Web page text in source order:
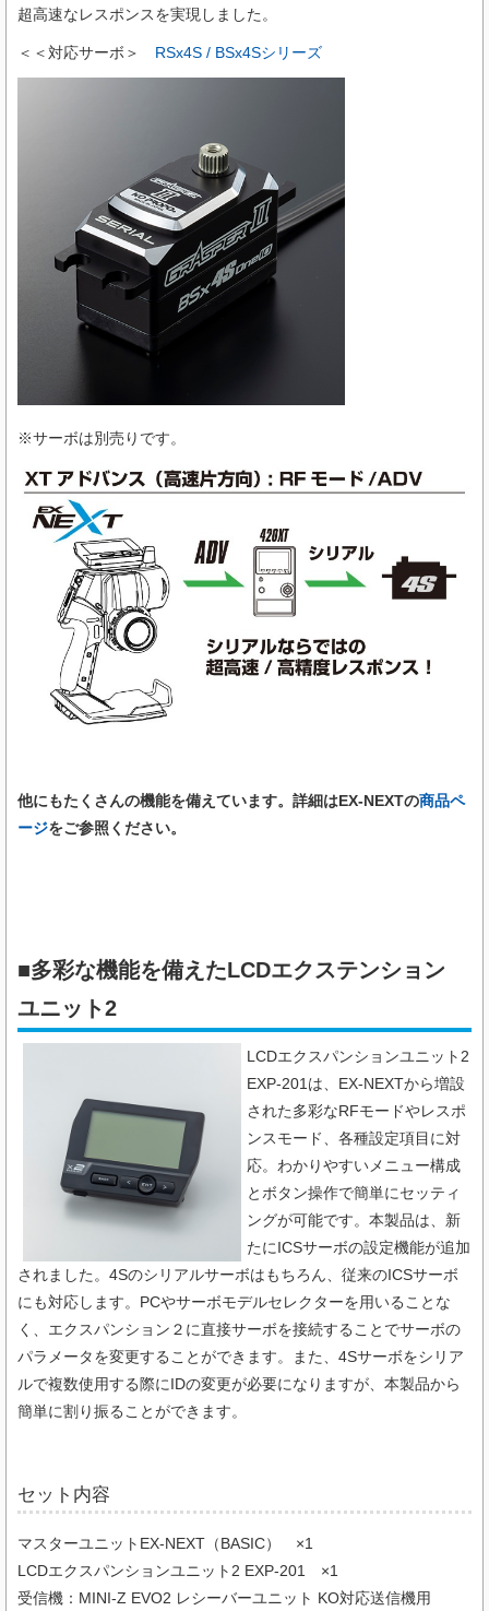
超高速なレスポンスを実現しました。
＜ ＜対応サーボ＞ RSx4S / BSx4Sシリーズ
※サーボは別売りです。
他にもたくさんの機能を備えています。詳細はEX-NEXTの商品ペ
ージをご参照ください。
■多彩な機能を備えたLCDエクステンション
ユニット2
LCDエクスパンションユニット2
EXP-201は、EX-NEXTから増設
された多彩なRFモードやレスポ
ンスモード、各種設定項目に対
応。わかりやすいメニュー構成
とボタン操作で簡単にセッティ
ングが可能です。本製品は、新
たにICSサーボの設定機能が追加
されました。4Sのシリアルサーボはもちろん、従来のICSサーボ
にも対応します。PCやサーボモデルセレクターを⽤いることな
く、エクスパンション２に直接サーボを接続することでサーボの
パラメータを変更することができます。また、4Sサーボをシリア
ルで複数使⽤する際にIDの変更が必要になりますが、本製品から
簡単に割り振ることができます。
セット内容
マスターユニットEX-NEXT（BASIC） ×1
LCDエクスパンションユニット2 EXP-201 ×1
受信機：MINI-Z EVO2 レシーバーユニット KO対応送信機用